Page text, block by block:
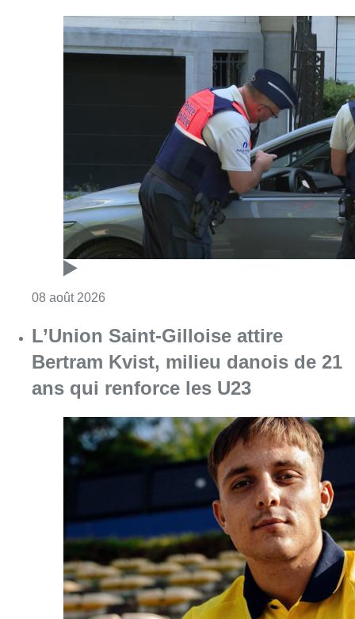
Consulter l'article "Marathon de contrôles
L’Union Saint-Gilloise attire
Bertram Kvist, milieu danois de 21
ans qui renforce les U23
08 août 2026 Consulter l'article "L’Union Saint-Gilloise
Facebook
TwitterWhatsApp
Share
25 juin 2025- 10h51
Budget
Coalition Arizona